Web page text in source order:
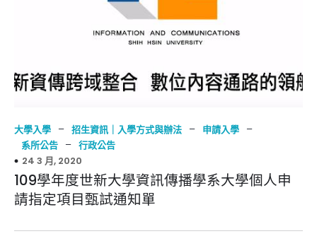
大學入學 – 招生資訊｜入學方式與辦法 – 申請入學 –
系所公告 – 行政公告
24 3 月, 2020
109學年度世新大學資訊傳播學系大學個人申
請指定項目甄試通知單